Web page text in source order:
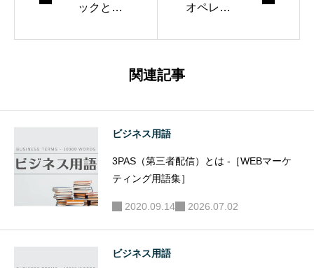
ックとは -
オペレー
関連記事
ビジネス用語
3PAS（第三者配信）とは -［WEBマーケ
ティング用語集］
2020.09.14 2026.07.02
ビジネス用語